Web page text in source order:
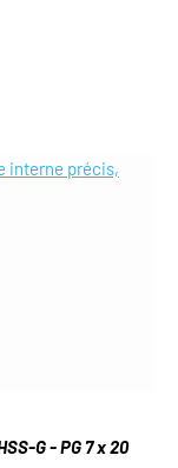
G - PG 7 x 20